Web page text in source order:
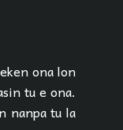
ona lon
tu e ona.
nanpa tu la